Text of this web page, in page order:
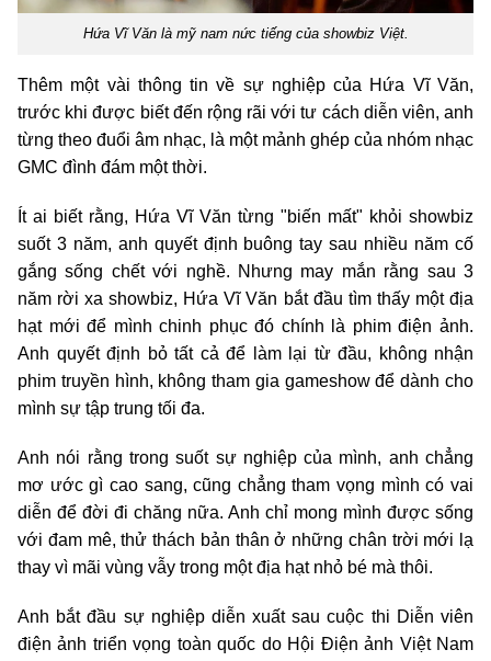
Hứa Vĩ Văn là mỹ nam nức tiếng của showbiz Việt.
Thêm một vài thông tin về sự nghiệp của Hứa Vĩ Văn,
trước khi được biết đến rộng rãi với tư cách diễn viên, anh
từng theo đuổi âm nhạc, là một mảnh ghép của nhóm nhạc
GMC đình đám một thời.
Ít ai biết rằng, Hứa Vĩ Văn từng "biến mất" khỏi showbiz
suốt 3 năm, anh quyết định buông tay sau nhiều năm cố
gắng sống chết với nghề. Nhưng may mắn rằng sau 3
năm rời xa showbiz, Hứa Vĩ Văn bắt đầu tìm thấy một địa
hạt mới để mình chinh phục đó chính là phim điện ảnh.
Anh quyết định bỏ tất cả để làm lại từ đầu, không nhận
phim truyền hình, không tham gia gameshow để dành cho
mình sự tập trung tối đa.
Anh nói rằng trong suốt sự nghiệp của mình, anh chẳng
mơ ước gì cao sang, cũng chẳng tham vọng mình có vai
diễn để đời đi chăng nữa. Anh chỉ mong mình được sống
với đam mê, thử thách bản thân ở những chân trời mới lạ
thay vì mãi vùng vẫy trong một địa hạt nhỏ bé mà thôi.
Anh bắt đầu sự nghiệp diễn xuất sau cuộc thi Diễn viên
điện ảnh triển vọng toàn quốc do Hội Điện ảnh Việt Nam